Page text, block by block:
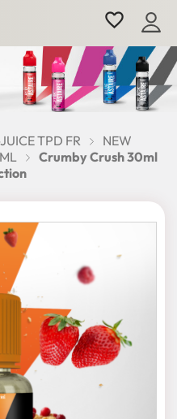
favorite_border
TPD FR
NEW
Crumby Crush 30ml